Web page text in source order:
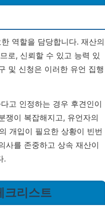
역할을 담당합니다. 재산의
로, 신뢰할 수 있고 능력 있
및 신청은 이러한 유언 집행
고 인정하는 경우 후견인이
쟁이 복잡해지고, 유언자의
개입이 필요한 상황이 빈번
사를 존중하고 상속 재산이
.
크리스트